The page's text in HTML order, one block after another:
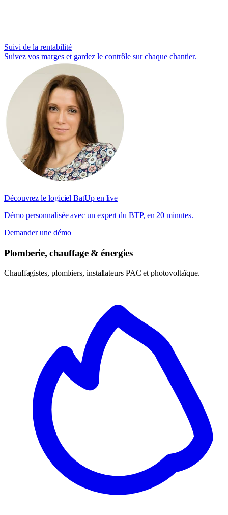
Suivi de la rentabilité
Suivez vos marges et gardez le contrôle sur chaque chantier.
Découvrez le logiciel BatUp en live
Démo personnalisée avec un expert du BTP, en 20 minutes.
Demander une démo
Plomberie, chauffage & énergies
Chauffagistes, plombiers, installateurs PAC et photovoltaïque.